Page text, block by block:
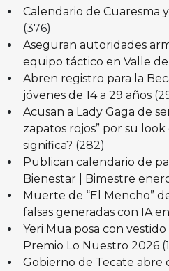
Calendario de Cuaresma
(376)
Aseguran autoridades
equipo táctico en Valle de
Abren registro para la
jóvenes de 14 a 29 años
Acusan a Lady Gaga de
zapatos rojos” por su
significa? (282)
Publican calendario de
Bienestar | Bimestre
Muerte de “El Mencho”
falsas generadas con IA
Yeri Mua posa con
Premio Lo Nuestro 2026
Gobierno de Tecate abre